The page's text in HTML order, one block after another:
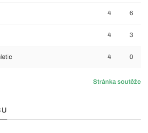
4 6
4 3
4 0
Stránka soutěže